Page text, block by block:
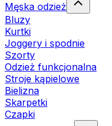
Męska odzież
Bluzy
Kurtki
Joggery i spodnie
Szorty
Odzież funkcjonalna
Stroje kąpielowe
Bielizna
Skarpetki
Czapki